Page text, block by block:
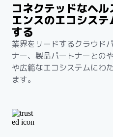
コネクテッドなヘ
エンスのエコシス
する
業界をリードするクラウド
ナー、製品パートナーとの
や広範なエコシステムにわ
ます。